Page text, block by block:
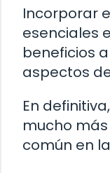
Incorporar
esenciales
beneficios
aspectos
En
mucho
común en